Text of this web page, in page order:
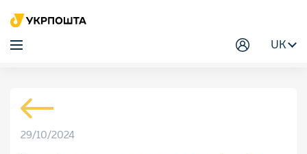
UK
29/10/2024